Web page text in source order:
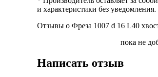
и характеристики без уведомления.
Отзывы о Фреза 1007 d 16 L40
пока не
Написать отзыв